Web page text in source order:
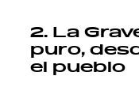
2. La
puro,
el pueblo